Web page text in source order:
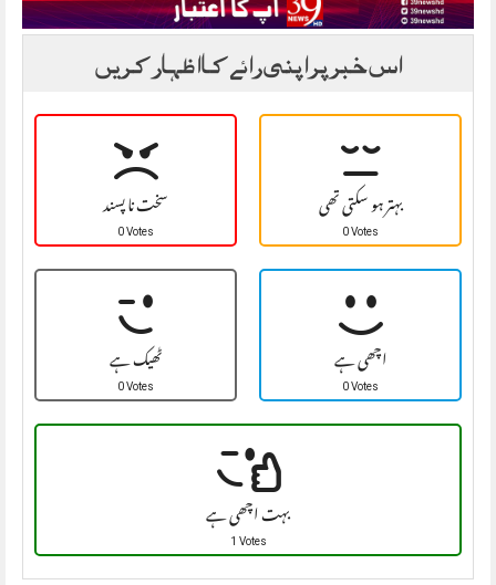
اس خبر پر اپنی رائے کا اظہار کریں
سخت نا پسند
0 Votes بہتر ہو سکتی تھی
0 Votes
ٹھیک ہے
0 Votes اچھی ہے
0 Votes
بہت اچھی ہے
1 Votes